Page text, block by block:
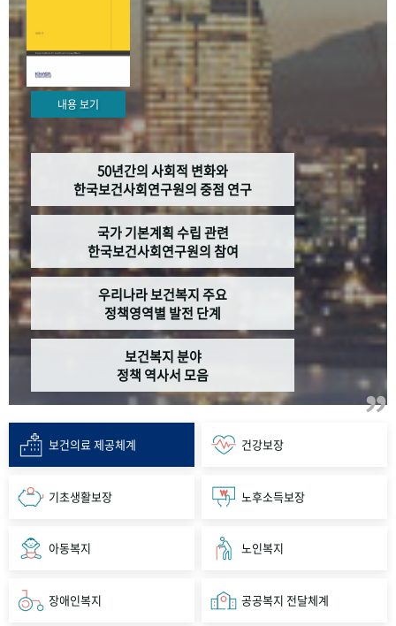
VR 역사관
내용 보기
50년간의 사회적 변화와
한국보건사회연구원의 중점 연구
국가 기본계획 수립 관련
한국보건사회연구원의 참여
우리나라 보건복지 주요
정책영역별 발전 단계
보건복지 분야
정책 역사서 모음
보건의료 제공체계 건강보장
기초생활보장 노후소득보장
아동복지 노인복지
장애인복지 공공복지 전달체계